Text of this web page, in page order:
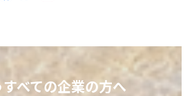
べての企業の方へ